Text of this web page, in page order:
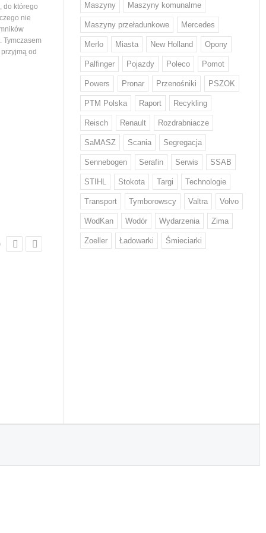
do którego
nie
Tymczasem
od
województwa podlaskiego. Tym samym
Z odpadami w Europie sobie nie
Każdy Europejczyk wytwarza średnio
w ciągu roku 132 kg odpadów
żywnościowych i 12 kg odzieżowych
i obuwniczych – wskazują dane KE.
W walce z rosnącą ilością odpadów
w tych kategoriach mają pomóc nowe
regulacje, które we wrześniu przyjął
Parlament Europejski. Wyznaczają…
wiedział nikt, stąd
mieszkańców
Volvo Trucks stawia
niskiej emisji CO2
Volvo zwiększa
o niskiej emisji CO2* w
produktach. Stal ta od
będzie wykorzystywana w
tysięcy pojazdów. Volvo
na świecie producentem,
wprowadził ten rodzaj
Maszyny Maszyny komunalme
Maszyny przeładunkowe Mercedes
Merlo Miasta New Holland Opony
Palfinger Pojazdy Poleco Pomot
Powers Pronar Przenośniki PSZOK
PTM Polska Raport Recykling
Reisch Renault Rozdrabniacze
SaMASZ Scania Segregacja
Sennebogen Serafin Serwis SSAB
STIHL Stokota Targi Technologie
Transport Tymborowscy Valtra Volvo
WodKan Wodór Wydarzenia Zima
Zoeller Ładowarki Śmieciarki